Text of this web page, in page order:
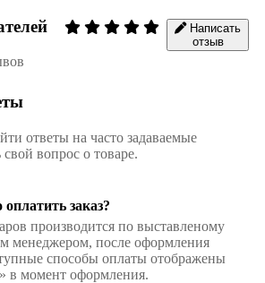
Написать
отзыв
ответы на часто задаваемые
вопрос о товаре.
заказ?
производится по выставленому
менеджером, после оформления
способы оплаты отображены
в момент оформления.